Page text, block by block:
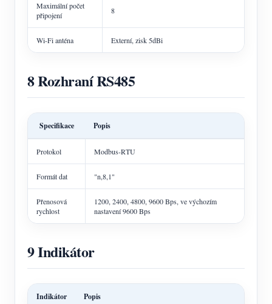
Maximální počet
připojení
8
Wi-Fi anténa Externí, zisk 5dBi
8 Rozhraní RS485
Specifikace Popis
Protokol Modbus-RTU
Formát dat "n,8,1"
Přenosová
rychlost
1200, 2400, 4800, 9600 Bps, ve výchozím
nastavení 9600 Bps
9 Indikátor
Indikátor Popis